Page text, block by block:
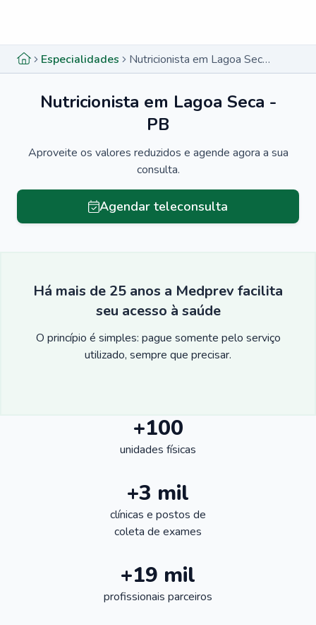
Especialidades Nutricionista em Lagoa Seca - PB
Nutricionista em Lagoa Seca -
PB
Aproveite os valores reduzidos e agende agora a sua
consulta.
Agendar teleconsulta
Há mais de 25 anos a Medprev facilita
seu acesso à saúde
O princípio é simples: pague somente pelo serviço
utilizado, sempre que precisar.
+100
unidades físicas
+3 mil
clínicas e postos de
coleta de exames
+19 mil
profissionais parceiros